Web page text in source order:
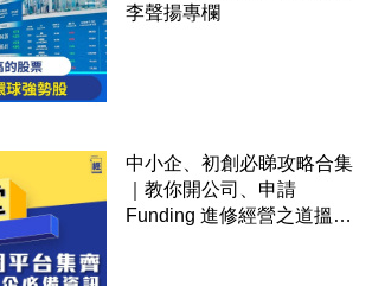
李聲揚專欄
中小企、初創必睇攻略合集
｜教你開公司、申請
Funding 進修經營之道搵大